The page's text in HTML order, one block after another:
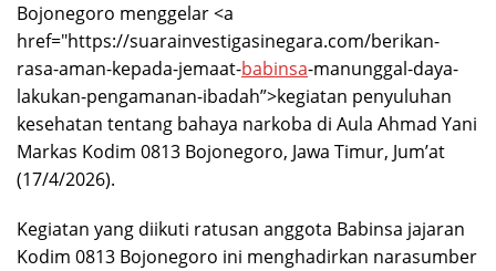
Bojonegoro menggelar <a
href="https://suarainvestigasinegara.com/berikan-
rasa-aman-kepada-jemaat-babinsa-manunggal-daya-
lakukan-pengamanan-ibadah”>kegiatan penyuluhan
kesehatan tentang bahaya narkoba di Aula Ahmad Yani
Markas Kodim 0813 Bojonegoro, Jawa Timur, Jum’at
(17/4/2026).
Kegiatan yang diikuti ratusan anggota Babinsa jajaran
Kodim 0813 Bojonegoro ini menghadirkan narasumber